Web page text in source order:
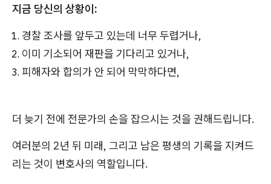
지금 당신의 상황이:
경찰 조사를 앞두고 있는데 너무 두렵거나,
이미 기소되어 재판을 기다리고 있거나,
피해자와 합의가 안 되어 막막하다면,
더 늦기 전에 전문가의 손을 잡으시는 것을 권해드립니다.
여러분의 2년 뒤 미래, 그리고 남은 평생의 기록을 지켜드
리는 것이 변호사의 역할입니다.